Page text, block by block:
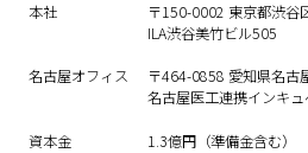
本社
〒150-0002 東京都渋谷
ILA渋谷美竹ビル505
名古屋オフィス
〒464-0858 愛知県名古
名古屋医工連携インキ
資本金 1.3億円（準備金含む）